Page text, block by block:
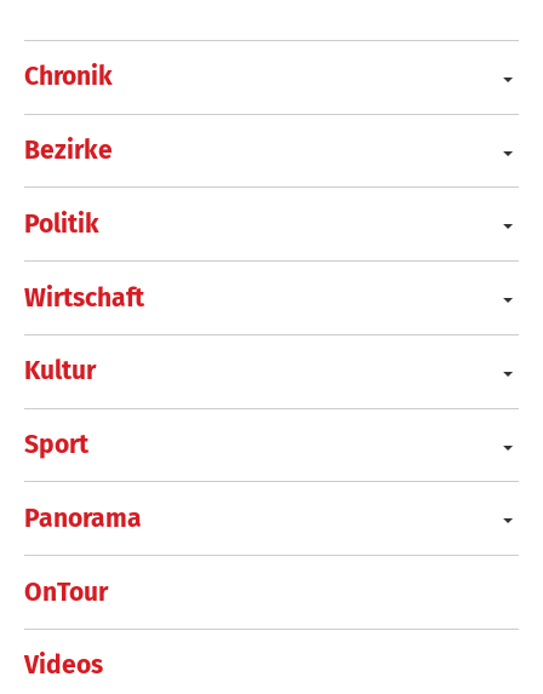
Chronik
Bezirke
Politik
Wirtschaft
Kultur
Sport
Panorama
OnTour
Videos